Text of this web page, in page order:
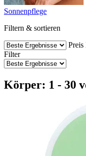
Sonnenpflege
Filtern & sortieren
Preis
Filter
Körper: 1 - 30